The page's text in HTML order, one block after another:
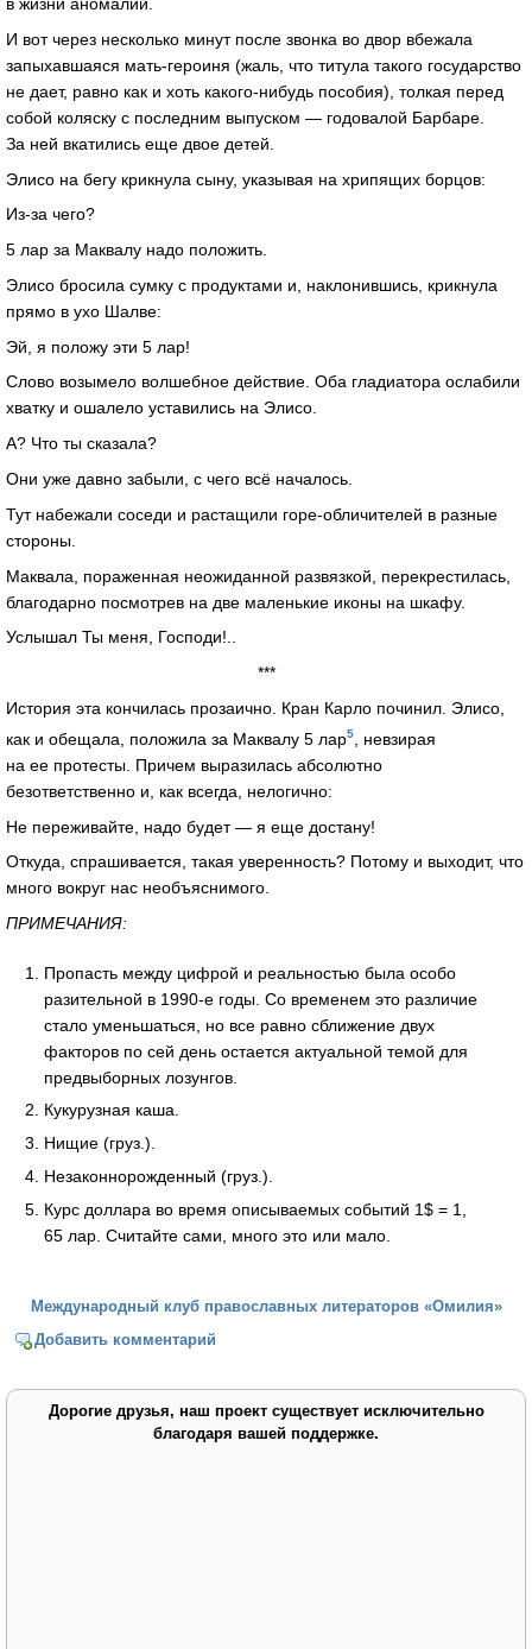
И вот через несколько минут после звонка во двор вбежала
запыхавшаяся мать-героиня (жаль, что титула такого государство
не дает, равно как и хоть какого-нибудь пособия), толкая перед
собой коляску с последним выпуском — годовалой Барбаре.
За ней вкатились еще двое детей.
Элисо на бегу крикнула сыну, указывая на хрипящих борцов:
Из-за чего?
5 лар за Маквалу надо положить.
Элисо бросила сумку с продуктами и, наклонившись, крикнула
прямо в ухо Шалве:
Эй, я положу эти 5 лар!
Слово возымело волшебное действие. Оба гладиатора ослабили
хватку и ошалело уставились на Элисо.
А? Что ты сказала?
Они уже давно забыли, с чего всё началось.
Тут набежали соседи и растащили горе-обличителей в разные
стороны.
Маквала, пораженная неожиданной развязкой, перекрестилась,
благодарно посмотрев на две маленькие иконы на шкафу.
Услышал Ты меня, Господи!..
***
История эта кончилась прозаично. Кран Карло починил. Элисо,
как и обещала, положила за Маквалу 5 лар5
, невзирая
на ее протесты. Причем выразилась абсолютно
безответственно и, как всегда, нелогично:
Не переживайте, надо будет — я еще достану!
Откуда, спрашивается, такая уверенность? Потому и выходит, что
много вокруг нас необъяснимого.
ПРИМЕЧАНИЯ:
Пропасть между цифрой и реальностью была особо
разительной в 1990-е годы. Со временем это различие
стало уменьшаться, но все равно сближение двух
факторов по сей день остается актуальной темой для
предвыборных лозунгов.
Кукурузная каша.
Нищие (груз.).
Незаконнорожденный (груз.).
Курс доллара во время описываемых событий 1$ = 1,
65 лар. Считайте сами, много это или мало.
Международный клуб православных литераторов «Омилия»
Добавить комментарий
Дорогие друзья, наш проект существует исключительно
благодаря вашей поддержке.